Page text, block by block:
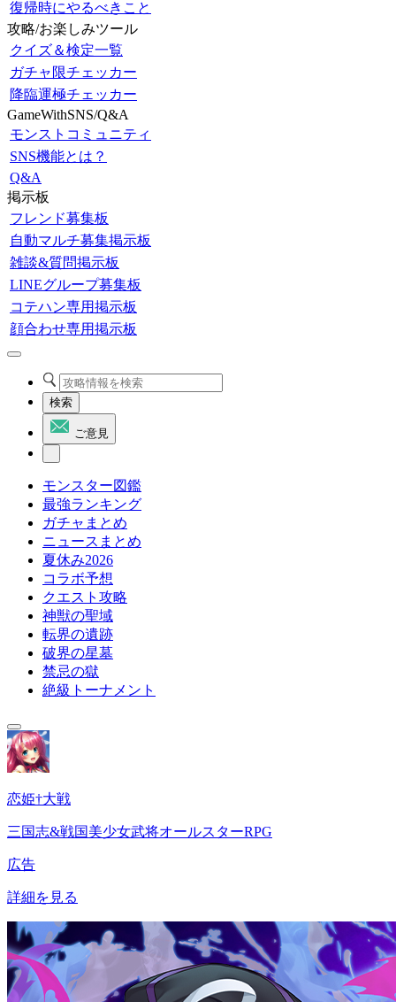
復帰時にやるべきこと
攻略/お楽しみツール
クイズ＆検定一覧
ガチャ限チェッカー
降臨運極チェッカー
GameWithSNS/Q&A
モンストコミュニティ
SNS機能とは？
Q&A
掲示板
フレンド募集板
自動マルチ募集掲示板
雑談&質問掲示板
LINEグループ募集板
コテハン専用掲示板
顔合わせ専用掲示板
検索
ご意見
モンスター図鑑
最強ランキング
ガチャまとめ
ニュースまとめ
夏休み2026
コラボ予想
クエスト攻略
神獣の聖域
転界の遺跡
破界の星墓
禁忌の獄
絶級トーナメント
恋姫†大戦
三国志&戦国美少女武将オールスターRPG
広告
詳細を見る